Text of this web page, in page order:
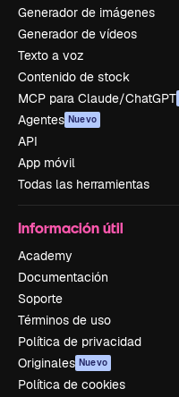
Generador de imágenes
Generador de vídeos
Texto a voz
Contenido de stock
MCP para Claude/ChatGPT
Agentes Nuevo
API
App móvil
Todas las herramientas
Información útil
Academy
Documentación
Soporte
Términos de uso
Política de privacidad
Originales Nuevo
Política de cookies